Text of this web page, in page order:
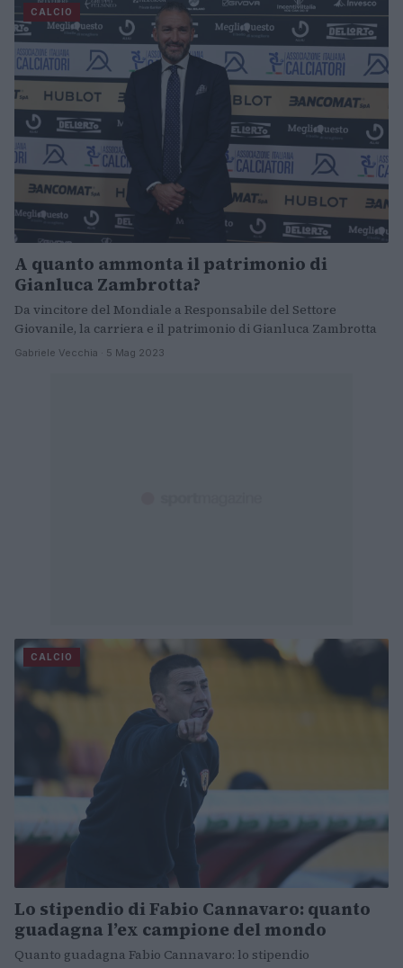
CALCIO
A quanto ammonta il patrimonio di
Gianluca Zambrotta?
Da vincitore del Mondiale a Responsabile del Settore
Giovanile, la carriera e il patrimonio di Gianluca Zambrotta
Gabriele Vecchia · 5 Mag 2023
CALCIO
Lo stipendio di Fabio Cannavaro: quanto
guadagna l’ex campione del mondo
Quanto guadagna Fabio Cannavaro: lo stipendio